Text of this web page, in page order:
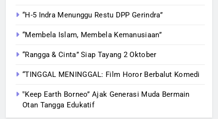
“H-5 Indra Menunggu Restu DPP Gerindra”
“Membela Islam, Membela Kemanusiaan”
“Rangga & Cinta” Siap Tayang 2 Oktober
“TINGGAL MENINGGAL: Film Horor Berbalut Komedi
‟Keep Earth Borneo” Ajak Generasi Muda Bermain
Otan Tangga Edukatif